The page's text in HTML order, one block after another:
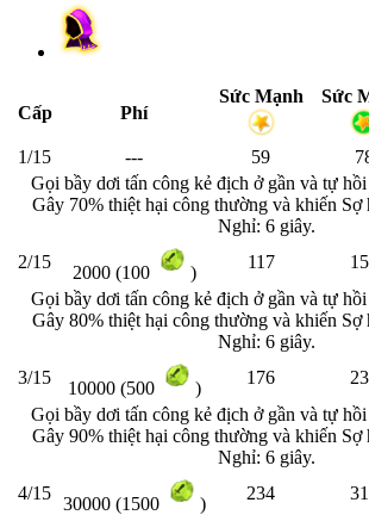
Cấp Phí
Sức Mạnh Sức
1/15 --- 59
Gọi bầy dơi tấn công kẻ địch ở gần và tự
Gây 70% thiệt hại công thường và khiến Sợ
Nghỉ: 6 giây.
2/15
2000 (100 )
117
Gọi bầy dơi tấn công kẻ địch ở gần và tự
Gây 80% thiệt hại công thường và khiến Sợ
Nghỉ: 6 giây.
3/15
10000 (500 )
176
Gọi bầy dơi tấn công kẻ địch ở gần và tự
Gây 90% thiệt hại công thường và khiến Sợ
Nghỉ: 6 giây.
4/15
30000 (1500 )
234